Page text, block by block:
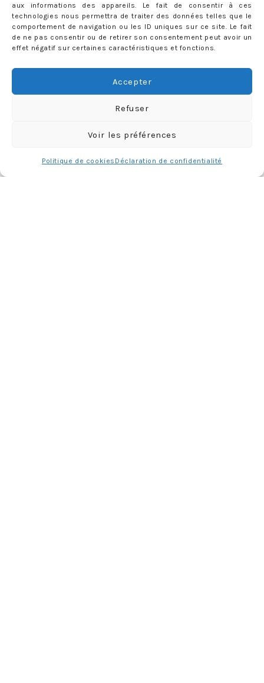
aux informations des appareils. Le fait de consentir à ces
technologies nous permettra de traiter des données telles que le
comportement de navigation ou les ID uniques sur ce site. Le fait
de ne pas consentir ou de retirer son consentement peut avoir un
effet négatif sur certaines caractéristiques et fonctions.
Accepter
Refuser
Voir les préférences
Politique de cookies Déclaration de confidentialité